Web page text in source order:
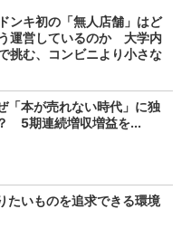
ドンキ初の「無人店舗」はど
う運営しているのか 大学内
挑む、コンビニより小さな
「本が売れない時代」に独
5期連続増収増益を...
たいものを追求できる環境